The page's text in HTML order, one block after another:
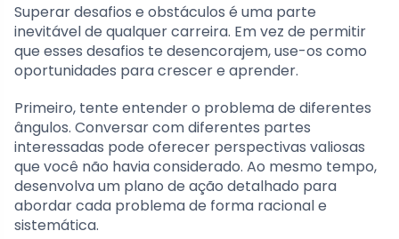
Superar desafios e obstáculos é uma parte
inevitável de qualquer carreira. Em vez de permitir
que esses desafios te desencorajem, use-os como
oportunidades para crescer e aprender.
Primeiro, tente entender o problema de diferentes
ângulos. Conversar com diferentes partes
interessadas pode oferecer perspectivas valiosas
que você não havia considerado. Ao mesmo tempo,
desenvolva um plano de ação detalhado para
abordar cada problema de forma racional e
sistemática.